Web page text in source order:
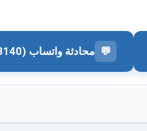
💬 محادثة واتساب (01101193140)